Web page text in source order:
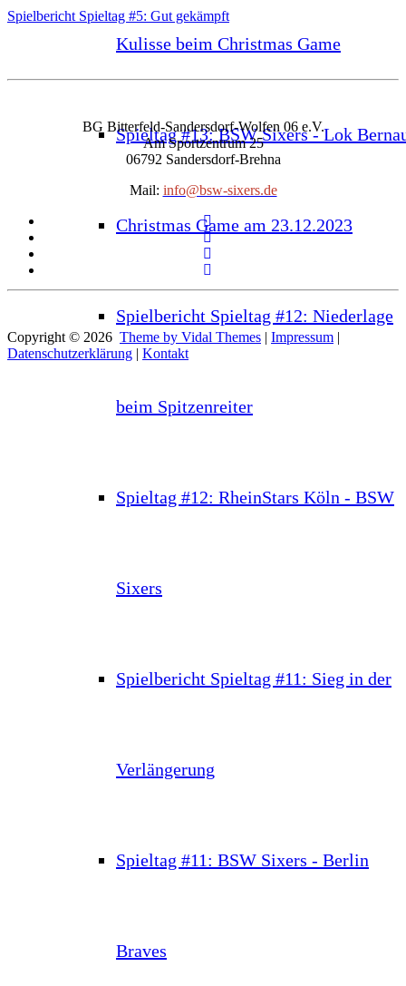
Kulisse beim Christmas Game
Spieltag #13: BSW Sixers - Lok
Christmas Game am 23.12.2023
Spielbericht Spieltag #12: Niederlage
beim Spitzenreiter
Spieltag #12: RheinStars Köln - BSW
Sixers
Spielbericht Spieltag #11: Sieg in der
Verlängerung
Spieltag #11: BSW Sixers - Berlin
Braves
Spielbericht Spieltag #5: Gut gekämpft
BG Bitterfeld-Sandersdorf-Wolfen 06 e.V.
Am Sportzentrum 25
06792 Sandersdorf-Brehna
Mail: info@bsw-sixers.de
Copyright © 2026 Theme by Vidal Themes | Impressum |
Datenschutzerklärung | Kontakt